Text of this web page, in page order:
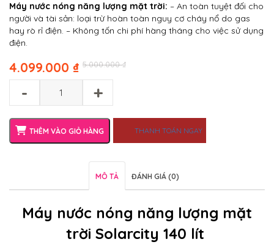
Máy nước nóng năng lượng mặt trời: – An toàn tuyệt đối cho
người và tài sản: loại trừ hoàn toàn nguy cơ cháy nổ do gas
hay rò rỉ điện. – Không tốn chi phí hàng tháng cho việc sử dụng
điện.
5.000.000₫Original
4.099.000 ₫
Current
- +
THÊM VÀO GIỎ HÀNG THANH TOÁN NGAY
MÔ TẢ ĐÁNH GIÁ (0)
Máy nước nóng năng lượng mặt
trời Solarcity 140 lít